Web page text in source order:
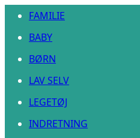
FAMILIE
BABY
BØRN
LAV SELV
LEGETØJ
INDRETNING